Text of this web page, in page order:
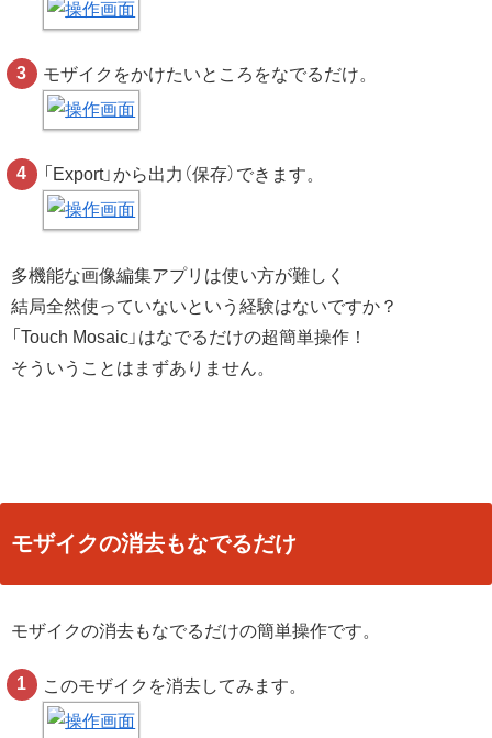
モザイクをかけたいところをなでるだけ。
「Export」から出力（保存）できます。
多機能な画像編集アプリは使い方が難しく
結局全然使っていないという経験はないですか？
「Touch Mosaic」はなでるだけの超簡単操作！
そういうことはまずありません。
モザイクの消去もなでるだけ
モザイクの消去もなでるだけの簡単操作です。
このモザイクを消去してみます。